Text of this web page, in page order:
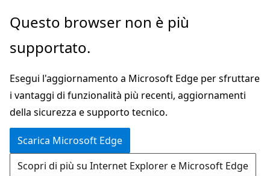
Ignora
passa
contenuto
principale
Questo browser non è più
supportato.
Esegui l'aggiornamento a Microsoft Edge per sfruttare
i vantaggi di funzionalità più recenti, aggiornamenti
della sicurezza e supporto tecnico.
Scarica Microsoft Edge
Scopri di più su Internet Explorer e Microsoft Edge